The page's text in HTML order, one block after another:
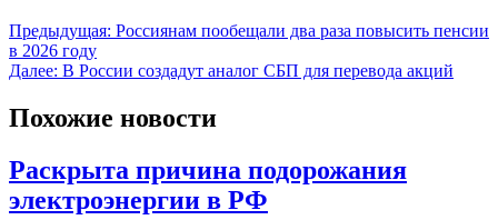
Предыдущая: Россиянам пообещали два раза повысить пенсии
в 2026 году
Далее: В России создадут аналог СБП для перевода акций
Похожие новости
Раскрыта причина подорожания
электроэнергии в РФ